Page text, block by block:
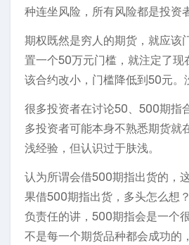
种连坐风险，所有风险都是投资
期权既然是穷人的期货，就应该
置一个50万元门槛，就注定了现
该合约改小，门槛降低到50元。
很多投资者在讨论50、500期指
多投资者可能本身不熟悉期货就
浅经验，但认识过于肤浅。
认为所谓会借500期指出货的，
果借500期指出货，多头怎么想
负责任的讲，500期指会是一个
不是每一个期货品种都会成功的